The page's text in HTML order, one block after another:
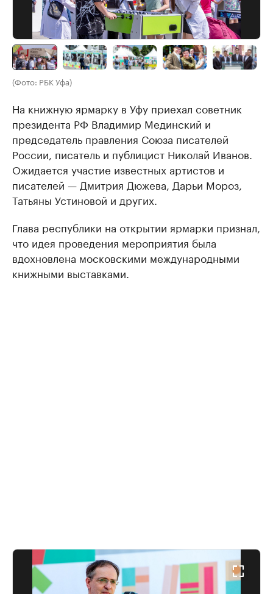
(Фото: РБК Уфа)
На книжную ярмарку в Уфу приехал советник
президента РФ Владимир Мединский и
председатель правления Союза писателей
России, писатель и публицист Николай Иванов.
Ожидается участие известных артистов и
писателей — Дмитрия Дюжева, Дарьи Мороз,
Татьяны Устиновой и других.
Глава республики на открытии ярмарки признал,
что идея проведения мероприятия была
вдохновлена московскими международными
книжными выставками.